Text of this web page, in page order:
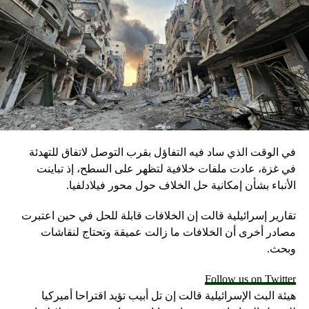
للنساء بقضية “المساس بأمن الدولة”.
RELATED TOPICS:
UP
عنيف على كاتب قطري وتصريح “قوة إيران واحتلال
ومغردون: أي ذُل وصلوا إليه؟
DON'T MISS
أدواتها ضد العرب
في الوقت الذي ساد فيه التفاؤل بقرب التوصل لاتفاق للتهدئة
في غزة، عادت ملفات خلافية لتظهر على السطح، إذ تباينت
الأنباء بشأن إمكانية حل الخلاف حول محور فيلادلفيا.
تقارير إسرائيلية قالت إن الخلافات قابلة للحل في حين اعتبرت
مصادر أخرى أن الخلافات ما زالت عميقة وتحتاج لنقاشات
وبحث.
Follow us on Twitter
هيئة البث الإسرائيلية قالت إن تل أبيب تؤيد اقتراحا أميركيا